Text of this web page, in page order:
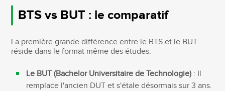
BTS vs BUT : le comparatif
La première grande différence entre le BTS et le BUT
réside dans le format même des études.
Le BUT (Bachelor Universitaire de Technologie) : Il
remplace l'ancien DUT et s'étale désormais sur 3 ans.